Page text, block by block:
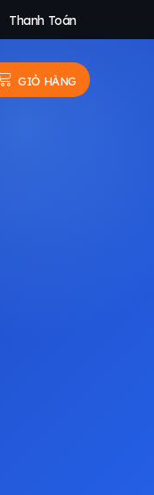
Thanh Toán
GIỎ HÀNG